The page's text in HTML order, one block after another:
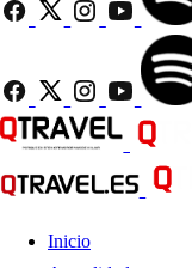
Inicio